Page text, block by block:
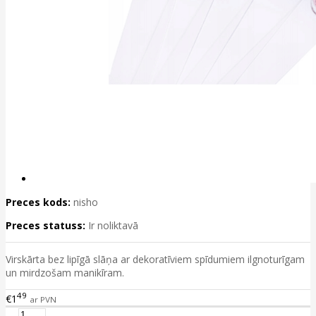
Preces kods: nisho
Preces statuss: Ir noliktavā
Virskārta bez lipīgā slāņa ar dekoratīviem spīdumiem ilgnoturīgam
un mirdzošam manikīram.
€1 49 ar PVN